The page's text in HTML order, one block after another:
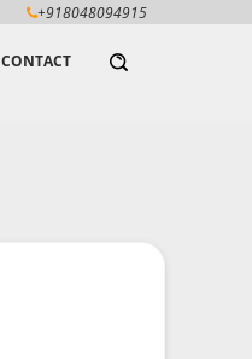
+918048094915
CONTACT